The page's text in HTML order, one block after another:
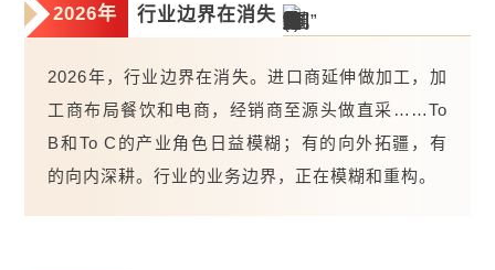
2026年 行业边界在消失
2026年，行业边界在消失。进口商延伸做加工，加
工商布局餐饮和电商，经销商至源头做直采……To
B和To C的产业角色日益模糊；有的向外拓疆，有
的向内深耕。行业的业务边界，正在模糊和重构。